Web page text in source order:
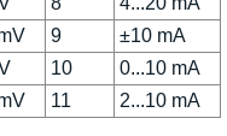
9
±10 mA
10
0...10 mA
11 2...10 mA